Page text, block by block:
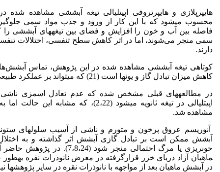
هایپرپلازی و هایپرتروفی اپیتلیالی تیغه آبششی مشاهده
فاصله بین آب و خون را افزایش و فضای بین تیغه­های آبششی
سمی منجر می‌شوند، اما در اثر کاهش سطح تنفسی، اختلالات
دارند.
کوتاهی تیغه آبششی مشاهده شده در این پژوهش، تماس آبشش‌ها
کاهش میزان تبادل گاز و یون­ها است (21) که می­تواند بر عملکرد طبیعی آبشش اثر بگذارد.
در مطالعه­های قبلی مشخص شده که عدم تعادل اسمزی ناشی
اپیتلیالی در تیغه ثانویه می­شود (2،22)،
مشاهده شد.
آنوریسم عروق پرخون و متورم و ناشی از آسیب سلول­های
آبشش ممکن است بر تبادل گازی آبشش اثر گذاشته و به
ماهیان آزاد دریای خزر قرارگرفته در معرض نانوذرات نقره
در آبشش ماهیان بعد از مواجهه با نانوذرات نقره در سایر پژوهش­ها نیز